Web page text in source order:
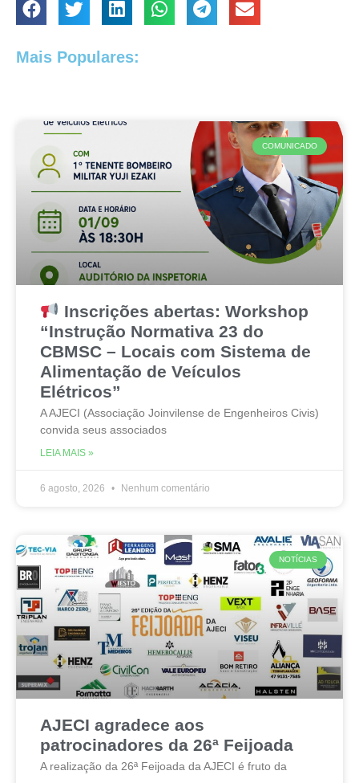
Mais Populares:
COMUNICADO
Inscrições abertas: Workshop
“Instrução Normativa 23 do
CBMSC – Locais com Sistema de
Alimentação de Veículos
Elétricos”
A AJECI (Associação Joinvilense de Engenheiros Civis)
convida seus associados
LEIA MAIS »
6 agosto, 2026 Nenhum comentário
NOTÍCIAS
AJECI agradece aos
patrocinadores da 26ª Feijoada
A realização da 26ª Feijoada da AJECI é fruto da